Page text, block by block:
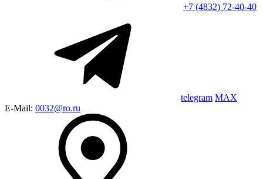
+7 (4832) 72-40-40
telegram MAX
E-Mail: 0032@ro.ru